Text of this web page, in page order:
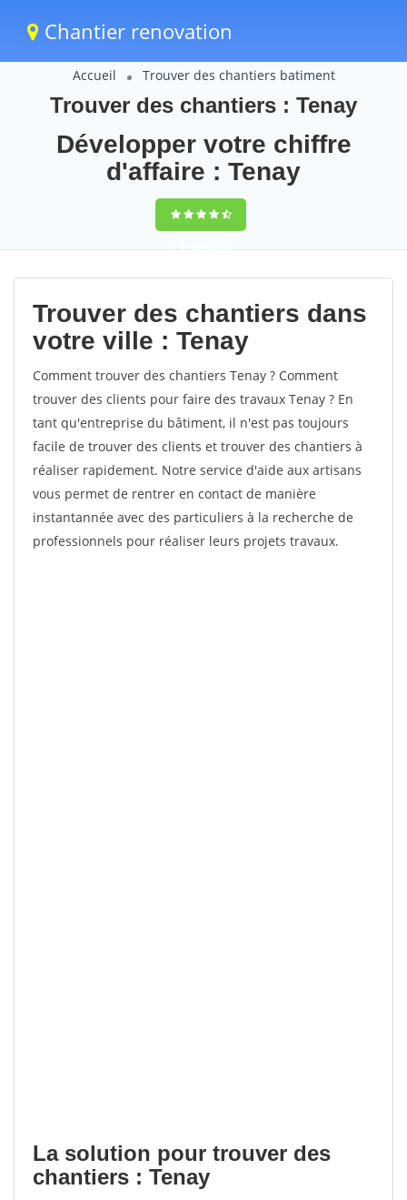
Chantier renovation
Accueil Trouver des chantiers batiment
Trouver des chantiers : Tenay
Développer votre chiffre
d'affaire : Tenay
9,5(100%)58
votes
Trouver des chantiers dans
votre ville : Tenay
Comment trouver des chantiers Tenay ? Comment
trouver des clients pour faire des travaux Tenay ? En
tant qu'entreprise du bâtiment, il n'est pas toujours
facile de trouver des clients et trouver des chantiers à
réaliser rapidement. Notre service d'aide aux artisans
vous permet de rentrer en contact de manière
instantannée avec des particuliers à la recherche de
professionnels pour réaliser leurs projets travaux.
La solution pour trouver des
chantiers : Tenay